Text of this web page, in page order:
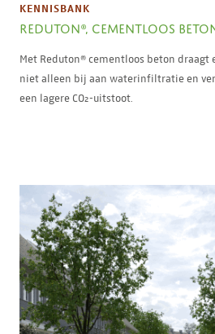
KENNISBANK
REDUTON®, CEMENTLOOS
Met Reduton® cementloos beton draagt
niet alleen bij aan waterinfiltratie en
een lagere CO₂-uitstoot.